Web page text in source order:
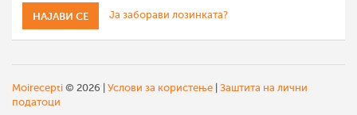
Ја заборави лозинката?
Moirecepti © 2026 | Услови за користење Заштита на лични
податоци